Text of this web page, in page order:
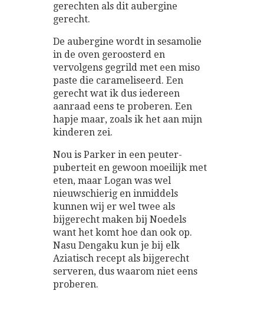
gerechten als dit aubergine
gerecht.
De aubergine wordt in sesamolie
in de oven geroosterd en
vervolgens gegrild met een miso
paste die carameliseerd. Een
gerecht wat ik dus iedereen
aanraad eens te proberen. Een
hapje maar, zoals ik het aan mijn
kinderen zei.
Nou is Parker in een peuter-
puberteit en gewoon moeilijk met
eten, maar Logan was wel
nieuwschierig en inmiddels
kunnen wij er wel twee als
bijgerecht maken bij Noedels
want het komt hoe dan ook op.
Nasu Dengaku kun je bij elk
Aziatisch recept als bijgerecht
serveren, dus waarom niet eens
proberen.